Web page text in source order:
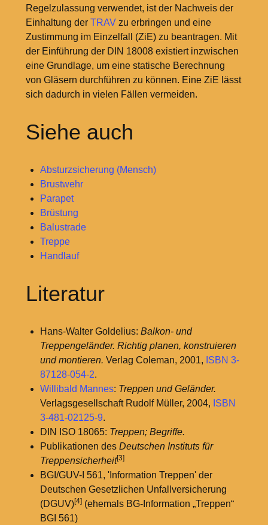
Regelzulassung verwendet, ist der Nachweis der
Einhaltung der TRAVzu erbringen und eine
Zustimmung im Einzelfall (ZiE) zu beantragen. Mit
der Einführung der DIN 18008 existiert inzwischen
eine Grundlage, um eine statische Berechnung
von Gläsern durchführen zu können. Eine ZiE lässt
sich dadurch in vielen Fällen vermeiden.
Siehe auch
Absturzsicherung (Mensch)
Brustwehr
Parapet
Brüstung
Balustrade
Treppe
Handlauf
Literatur
Hans-Walter Goldelius: Balkon- und
Treppengeländer. Richtig planen, konstruieren
und montieren. Verlag Coleman, 2001, ISBN 3-
87128-054-2.
Willibald Mannes: Treppen und Geländer.
Verlagsgesellschaft Rudolf Müller, 2004, ISBN
3-481-02125-9.
DIN ISO 18065: Treppen; Begriffe.
Publikationen des Deutschen Instituts für
Treppensicherheit[3]
BGI/GUV-I 561, 'Information Treppen' der
Deutschen Gesetzlichen Unfallversicherung
(DGUV)[4](ehemals BG-Information „Treppen“
BGI 561)